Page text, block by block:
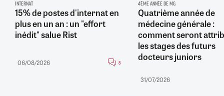
INTERNAT
15% de postes d'internat en
plus en un an : un "effort
inédit" salue Rist
06/08/2026 8
4ÈME ANNÉE DE MG
Quatrième année de
médecine générale :
comment seront
les stages des futurs
docteurs juniors
31/07/2026